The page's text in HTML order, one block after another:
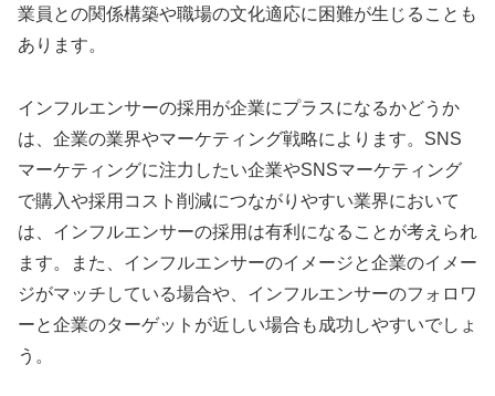
業員との関係構築や職場の文化適応に困難が生じることも
あります。
インフルエンサーの採用が企業にプラスになるかどうか
は、企業の業界やマーケティング戦略によります。SNS
マーケティングに注力したい企業やSNSマーケティング
で購入や採用コスト削減につながりやすい業界において
は、インフルエンサーの採用は有利になることが考えられ
ます。また、インフルエンサーのイメージと企業のイメー
ジがマッチしている場合や、インフルエンサーのフォロワ
ーと企業のターゲットが近しい場合も成功しやすいでしょ
う。